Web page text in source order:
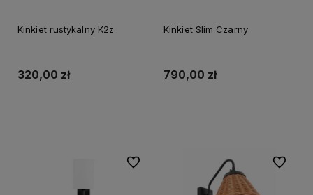
Kinkiet rustykalny K2z
320,00 zł
Kinkiet Slim Czarny
790,00 zł
Do ulubionych Do